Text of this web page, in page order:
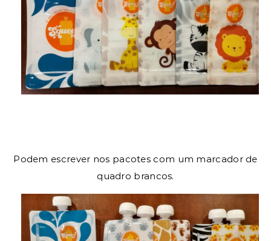
Podem escrever nos pacotes com um marcador de
quadro brancos.